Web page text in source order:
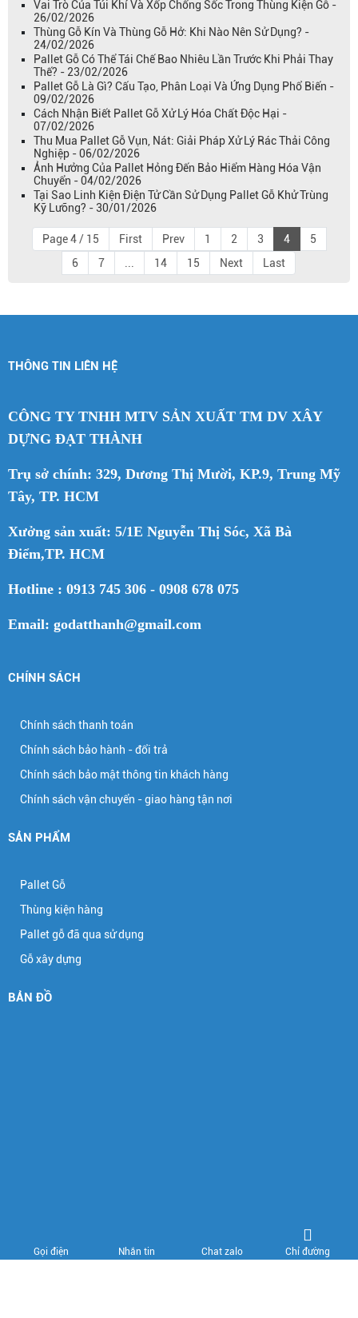
Vai Trò Của Túi Khí Và Xốp Chống Sốc Trong Thùng Kiện Gỗ -
26/02/2026
Thùng Gỗ Kín Và Thùng Gỗ Hở: Khi Nào Nên Sử Dụng? -
24/02/2026
Pallet Gỗ Có Thể Tái Chế Bao Nhiêu Lần Trước Khi Phải Thay
Thế? - 23/02/2026
Pallet Gỗ Là Gì? Cấu Tạo, Phân Loại Và Ứng Dụng Phổ Biến -
09/02/2026
Cách Nhận Biết Pallet Gỗ Xử Lý Hóa Chất Độc Hại -
07/02/2026
Thu Mua Pallet Gỗ Vụn, Nát: Giải Pháp Xử Lý Rác Thải Công
Nghiệp - 06/02/2026
Ảnh Hưởng Của Pallet Hỏng Đến Bảo Hiểm Hàng Hóa Vận
Chuyển - 04/02/2026
Tại Sao Linh Kiện Điện Tử Cần Sử Dụng Pallet Gỗ Khử Trùng
Kỹ Lưỡng? - 30/01/2026
Page 4 / 15 First Prev 1 2 3 4
5
6
7 14 15 Next Last
THÔNG TIN LIÊN HỆ
CÔNG TY TNHH MTV SẢN XUẤT TM DV XÂY
DỰNG ĐẠT THÀNH
Trụ sở chính: 329, Dương Thị Mười, KP.9, Trung Mỹ
Tây, TP. HCM
Xưởng sản xuất: 5/1E Nguyễn Thị Sóc, Xã Bà
Điểm,TP. HCM
Hotline : 0913 745 306 - 0908 678 075
Email: godatthanh@gmail.com
CHÍNH SÁCH
Chính sách thanh toán
Chính sách bảo hành - đổi trả
Chính sách bảo mật thông tin khách hàng
Chính sách vận chuyển - giao hàng tận nơi
SẢN PHẨM
Pallet Gỗ
Thùng kiện hàng
Pallet gỗ đã qua sử dụng
Gỗ xây dựng
BẢN ĐỒ
Gọi điện Nhắn tin Chat zalo Chỉ đường